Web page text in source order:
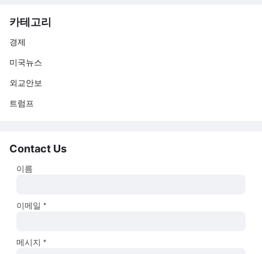
카테고리
경제
미국뉴스
외교안보
트럼프
Contact Us
이름
이메일*
메시지*